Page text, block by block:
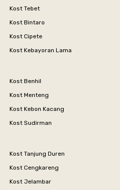
Kost Tebet
Kost Bintaro
Kost Cipete
Kost Kebayoran Lama
Kost Benhil
Kost Menteng
Kost Kebon Kacang
Kost Sudirman
Kost Tanjung Duren
Kost Cengkareng
Kost Jelambar